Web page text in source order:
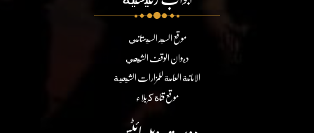
موقع السيد السيستاني
ديوان الوقف الشيعي
الامانة العامة للمزارات الشيعية
موقع قناة كربلاء